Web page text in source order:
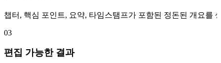
챕터, 핵심 포인트, 요약, 타임스탬프가 포함된 정돈된 개요를
03
편집 가능한 결과